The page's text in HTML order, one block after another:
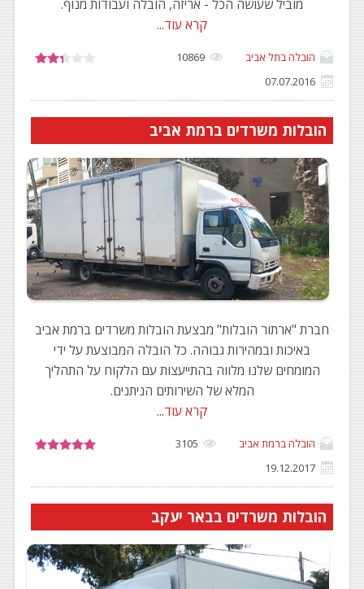
מוביל שעושה הכל - אריזה, הובלה ועבודות מנוף.
קרא עוד...
הובלה בתל אביב
10869
07.07.2016
הובלות משרדים ברמת אביב
חברת "ארתור הובלות" מבצעת הובלות משרדים ברמת אביב
באיכות ובמהירות גבוהה. כל הובלה המבוצעת על ידי
המומחים שלנו מלווה בהתייעצות עם הלקוח על התהליך
המלא של השירותים הניתנים.
קרא עוד...
הובלה ברמת אביב
3105
19.12.2017
הובלות משרדים בבאר יעקב